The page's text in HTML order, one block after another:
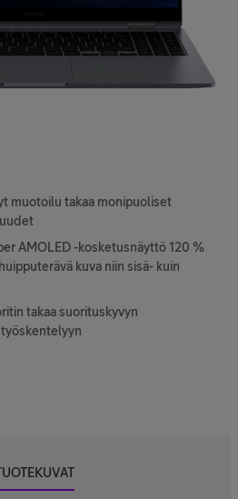
muotoilu takaa monipuoliset
AMOLED -kosketusnäyttö 120 %
kuva niin sisä- kuin
takaa suorituskyvyn
työskentelyyn